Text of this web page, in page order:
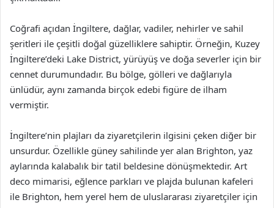
Coğrafi açıdan İngiltere, dağlar, vadiler, nehirler ve sahil
şeritleri ile çeşitli doğal güzelliklere sahiptir. Örneğin, Kuzey
İngiltere’deki Lake District, yürüyüş ve doğa severler için bir
cennet durumundadır. Bu bölge, gölleri ve dağlarıyla
ünlüdür, aynı zamanda birçok edebi figüre de ilham
vermiştir.
İngiltere’nin plajları da ziyaretçilerin ilgisini çeken diğer bir
unsurdur. Özellikle güney sahilinde yer alan Brighton, yaz
aylarında kalabalık bir tatil beldesine dönüşmektedir. Art
deco mimarisi, eğlence parkları ve plajda bulunan kafeleri
ile Brighton, hem yerel hem de uluslararası ziyaretçiler için